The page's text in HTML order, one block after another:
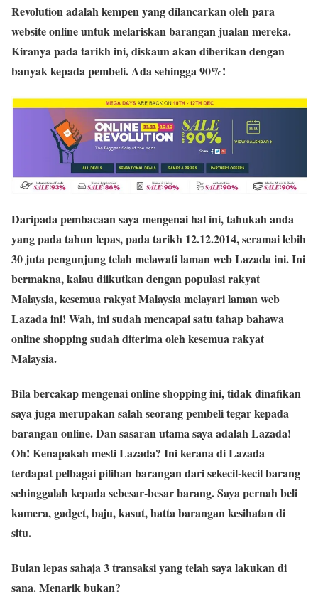
Revolution adalah kempen yang dilancarkan oleh para
website online untuk melariskan barangan jualan mereka.
Kiranya pada tarikh ini, diskaun akan diberikan dengan
banyak kepada pembeli. Ada sehingga 90%!
Daripada pembacaan saya mengenai hal ini, tahukah anda
yang pada tahun lepas, pada tarikh 12.12.2014,seramai lebih
30 juta pengunjung telah melawati laman web Lazada ini. Ini
bermakna, kalau diikutkan dengan populasi rakyat
Malaysia, kesemua rakyat Malaysia melayari laman web
Lazada ini! Wah, ini sudah mencapai satu tahap bahawa
online shopping sudah diterima oleh kesemua rakyat
Malaysia.
Bila bercakap mengenai online shopping ini, tidak dinafikan
saya juga merupakan salah seorang pembeli tegar kepada
barangan online. Dan sasaran utama saya adalah Lazada!
Oh! Kenapakah mesti Lazada? Ini kerana di Lazada
terdapat pelbagai pilihan barangan dari sekecil-kecil barang
sehinggalah kepada sebesar-besar barang. Saya pernah beli
kamera, gadget, baju, kasut, hatta barangan kesihatan di
situ.
Bulan lepas sahaja 3 transaksi yang telah saya lakukan di
sana. Menarik bukan?